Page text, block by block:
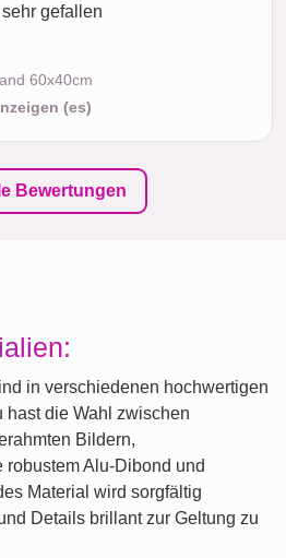
gefallen
60x40cm
(es)
Bewertungen
in verschiedenen hochwertigen
hast die Wahl zwischen
Bildern,
Alu-Dibond und
Material wird sorgfältig
Details brillant zur Geltung zu